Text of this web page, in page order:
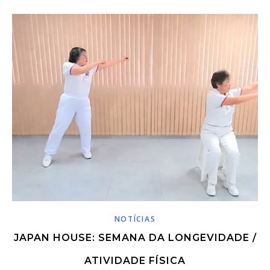
NOTÍCIAS
JAPAN HOUSE: SEMANA DA LONGEVIDADE /
ATIVIDADE FÍSICA